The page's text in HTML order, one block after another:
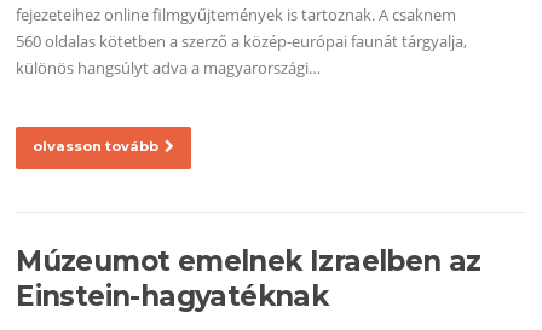
fejezeteihez online filmgyűjtemények is tartoznak. A csaknem
560 oldalas kötetben a szerző a közép-európai faunát tárgyalja,
különös hangsúlyt adva a magyarországi…
olvasson tovább
Múzeumot emelnek Izraelben az
Einstein-hagyatéknak